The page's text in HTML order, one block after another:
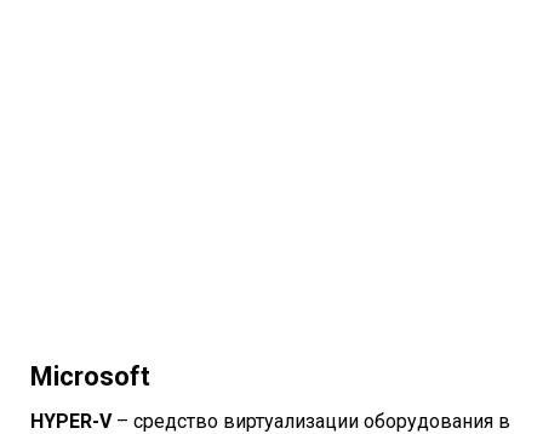
Microsoft
HYPER-V– средство виртуализации оборудования в